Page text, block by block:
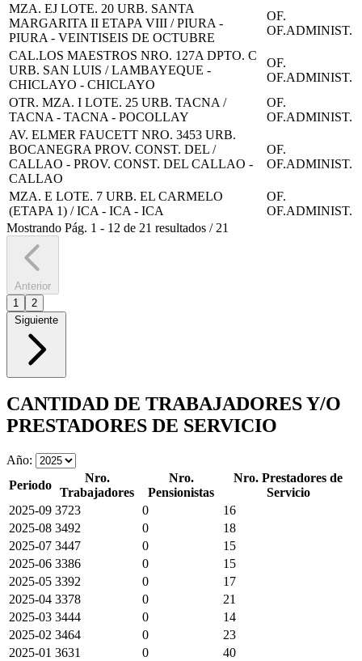
MZA. EJ LOTE. 20 URB. SANTA
MARGARITA II ETAPA VIII / PIURA -
PIURA - VEINTISEIS DE OCTUBRE
OF.
OF.ADMINIST.
CAL.LOS MAESTROS NRO. 127A DPTO. C
URB. SAN LUIS / LAMBAYEQUE -
CHICLAYO - CHICLAYO
OF.
OF.ADMINIST.
OTR. MZA. I LOTE. 25 URB. TACNA /
TACNA - TACNA - POCOLLAY
OF.
OF.ADMINIST.
AV. ELMER FAUCETT NRO. 3453 URB.
BOCANEGRA PROV. CONST. DEL /
CALLAO - PROV. CONST. DEL CALLAO -
CALLAO
OF.
OF.ADMINIST.
MZA. E LOTE. 7 URB. EL CARMELO
(ETAPA 1) / ICA - ICA - ICA
OF.
OF.ADMINIST.
Mostrando Pág. 1 - 12 de 21 resultados / 21
Anterior
1
2
Siguiente
CANTIDAD DE TRABAJADORES Y/O
PRESTADORES DE SERVICIO
Año:
Periodo
Nro.
Trabajadores
Nro.
Pensionistas
Nro. Prestadores de
Servicio
2025-09 3723 0
16
2025-08 3492 0
18
2025-07 3447 0
15
2025-06 3386 0
15
2025-05 3392 0
17
2025-04 3378 0
21
2025-03 3444 0
14
2025-02 3464 0
23
2025-01 3631 0
40